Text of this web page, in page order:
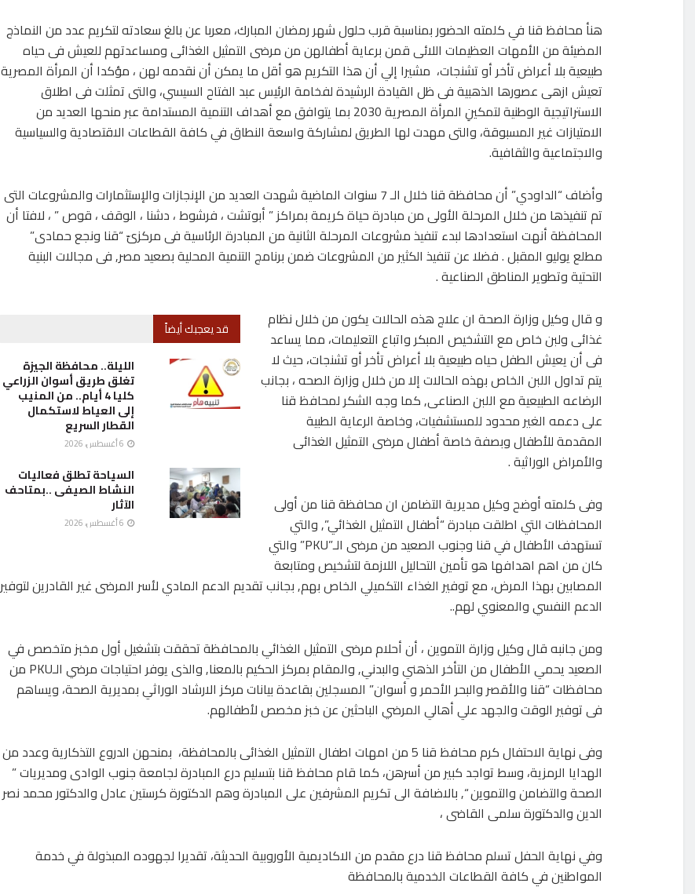
هنأ محافظ قنا في كلمته الحضور بمناسبة قرب حلول شهر رمضان المبارك، معربا عن بالغ سعادته لتكريم عدد من النماذج
المضيئة من الأمهات العظيمات اللائى قمن برعاية أطفالهن من مرضى التمثيل الغذائى ومساعدتهم للعيش فى حياه
طبيعية بلا أعراض تأخر أو تشنجات، مشيرا إلي أن هذا التكريم هو أقل ما يمكن أن نقدمه لهن ، مؤكدا أن المرأة المصرية
تعيش ازهى عصورها الذهبية فى ظل القيادة الرشيدة لفخامة الرئيس عبد الفتاح السيسي، والتى تمثلت فى اطلاق
الاستراتيجية الوطنية لتمكينِ المرأة المصرية 2030 بما يتوافق مع أهداف التنمية المستدامة عبر منحها العديد من
الامتيازات غير المسبوقة، والتى مهدت لها الطريق لمشاركة واسعة النطاق في كافة القطاعات الاقتصادية والسياسية
والاجتماعية والثقافية.
وأضاف “الداودي” أن محافظة قنا خلال الـ 7 سنوات الماضية شهدت العديد من الإنجازات والإستثمارات والمشروعات التى
تم تنفيذها من خلال المرحلة الأولى من مبادرة حياة كريمة بمراكز ” أبوتشت ، فرشوط ، دشنا ، الوقف ، قوص ” ، لافتا أن
المحافظة أنهت استعدادها لبدء تنفيذ مشروعات المرحلة الثانية من المبادرة الرئاسية فى مركزىّ “قنا ونجع حمادى”
مطلع يوليو المقبل . فضلا عن تنفيذ الكثير من المشروعات ضمن برنامج التنمية المحلية بصعيد مصر, فى مجالات البنية
التحتية وتطوير المناطق الصناعية .
قد يعجبك أيضاً
الليلة.. محافظة الجيزة
تغلق طريق أسوان الزراعي
كليا 4 أيام.. من المنيب
إلى العياط لاستكمال
القطار السريع
السياحة تطلق فعاليات
النشاط الصيفى ..بمتاحف
الآثار
و قال وكيل وزارة الصحة ان علاج هذه الحالات يكون من خلال نظام
غذائى ولبن خاص مع التشخيص المبكر واتباع التعليمات، مما يساعد
فى أن يعيش الطفل حياه طبيعية بلا أعراض تأخر أو تشنجات، حيث لا
يتم تداول اللبن الخاص بهذه الحالات إلا من خلال وزارة الصحه ، بجانب
الرضاعه الطبيعية مع اللبن الصناعى, كما وجه الشكر لمحافظ قنا
على دعمه الغير محدود للمستشفيات، وخاصة الرعاية الطبية
المقدمة للأطفال وبصفة خاصة أطفال مرضى التمثيل الغذائى
والأمراض الوراثية .
وفى كلمته أوضح وكيل مديرية التضامن ان محافظة قنا من أولى
المحافظات التي اطلقت مبادرة “أطفال التمثيل الغذائي”, والتي
تستهدف الأطفال في قنا وجنوب الصعيد من مرضى الـ”PKU” والتي
كان من اهم اهدافها هو تأمين التحاليل اللازمة لتشخيص ومتابعة
المصابين بهذا المرض، مع توفير الغذاء التكميلي الخاص بهم, بجانب تقديم الدعم المادي لأسر المرضى غير القادرين لتوفير
الدعم النفسي والمعنوي لهم..
ومن جانبه قال وكيل وزارة التموين ، أن أحلام مرضى التمثيل الغذائي بالمحافظة تحققت بتشغيل أول مخبز متخصص في
الصعيد يحمي الأطفال من التأخر الذهني والبدني, والمقام بمركز الحكيم بالمعنا, والذى يوفر احتياجات مرضي الـPKU من
محافظات “قنا والأقصر والبحر الأحمر و أسوان” المسجلين بقاعدة بيانات مركز الارشاد الوراثي بمديرية الصحة، ويساهم
فى توفير الوقت والجهد علي أهالي المرضي الباحثين عن خبز مخصص لأطفالهم.
وفى نهاية الاحتفال كرم محافظ قنا 5 من امهات اطفال التمثيل الغذائى بالمحافظة، بمنحهن الدروع التذكارية وعدد من
الهدايا الرمزية، وسط تواجد كبير من أسرهن، كما قام محافظ قنا بتسليم درع المبادرة لجامعة جنوب الوادى ومديريات ”
الصحة والتضامن والتموين “, بالاضافة الى تكريم المشرفين على المبادرة وهم الدكتورة كرستين عادل والدكتور محمد نصر
الدين والدكتورة سلمى القاضى ،
وفي نهاية الحفل تسلم محافظ قنا درع مقدم من الاكاديمية الأوروبية الحديثة، تقديرا لجهوده المبذولة في خدمة
المواطنين في كافة القطاعات الخدمية بالمحافظة